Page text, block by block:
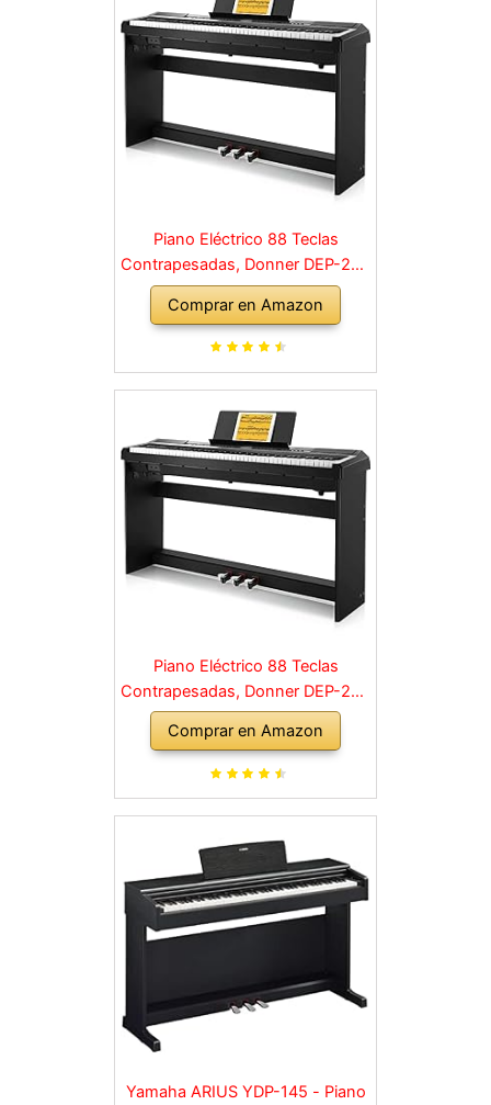
Piano Eléctrico 88 Teclas
Contrapesadas, Donner DEP-20S
Piano Digital 88 Teclas con
Soporte y 3 Pedal para
Principiante, retro, negro
Comprar en Amazon
Piano Eléctrico 88 Teclas
Contrapesadas, Donner DEP-20S
Piano Digital 88 Teclas con
Soporte y 3 Pedal para
Principiante, retro, negro
Comprar en Amazon
Yamaha ARIUS YDP-145 - Piano